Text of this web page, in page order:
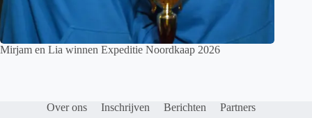
Mirjam en Lia winnen Expeditie Noordkaap 2026
Over ons Inschrijven Berichten Partners